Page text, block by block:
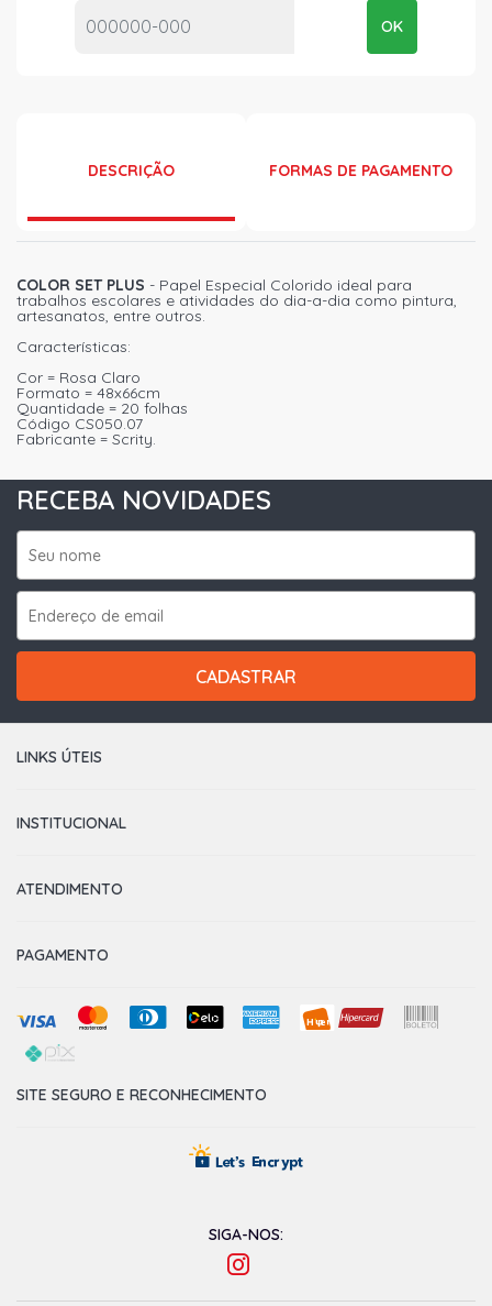
OK
DESCRIÇÃO FORMAS DE PAGAMENTO
COLOR SET PLUS - Papel Especial Colorido ideal para
trabalhos escolares e atividades do dia-a-dia como pintura,
artesanatos, entre outros.
Características:
Cor = Rosa Claro
Formato = 48x66cm
Quantidade = 20 folhas
Código CS050.07
Fabricante = Scrity.
RECEBA NOVIDADES
CADASTRAR
LINKS ÚTEIS
INSTITUCIONAL
ATENDIMENTO
PAGAMENTO
SITE SEGURO E RECONHECIMENTO
SIGA-NOS: